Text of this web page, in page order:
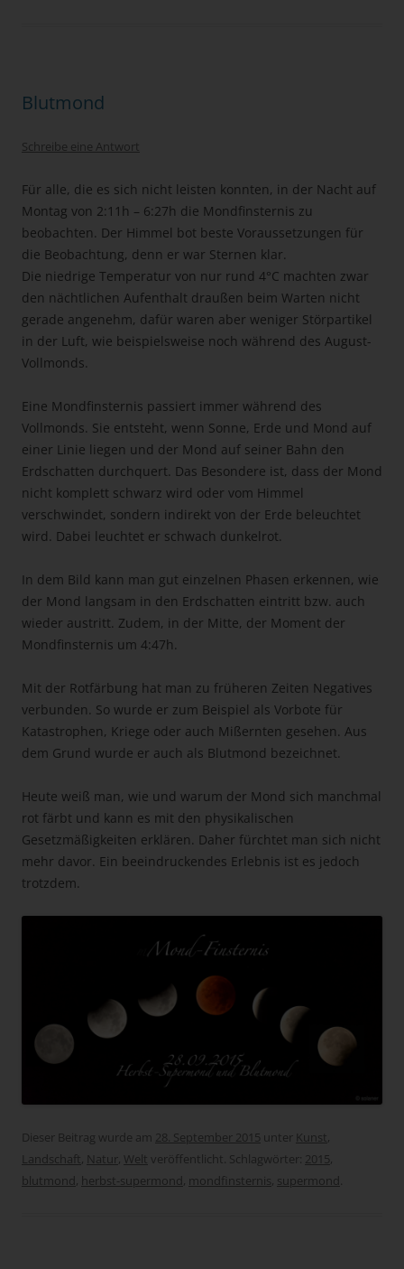
Blutmond
Schreibe eine Antwort
Für alle, die es sich nicht leisten konnten, in der Nacht auf
Montag von 2:11h – 6:27h die Mondfinsternis zu
beobachten. Der Himmel bot beste Voraussetzungen für
die Beobachtung, denn er war Sternen klar.
Die niedrige Temperatur von nur rund 4°C machten zwar
den nächtlichen Aufenthalt draußen beim Warten nicht
gerade angenehm, dafür waren aber weniger Störpartikel
in der Luft, wie beispielsweise noch während des August-
Vollmonds.
Eine Mondfinsternis passiert immer während des
Vollmonds. Sie entsteht, wenn Sonne, Erde und Mond auf
einer Linie liegen und der Mond auf seiner Bahn den
Erdschatten durchquert. Das Besondere ist, dass der Mond
nicht komplett schwarz wird oder vom Himmel
verschwindet, sondern indirekt von der Erde beleuchtet
wird. Dabei leuchtet er schwach dunkelrot.
In dem Bild kann man gut einzelnen Phasen erkennen, wie
der Mond langsam in den Erdschatten eintritt bzw. auch
wieder austritt. Zudem, in der Mitte, der Moment der
Mondfinsternis um 4:47h.
Mit der Rotfärbung hat man zu früheren Zeiten Negatives
verbunden. So wurde er zum Beispiel als Vorbote für
Katastrophen, Kriege oder auch Mißernten gesehen. Aus
dem Grund wurde er auch als Blutmond bezeichnet.
Heute weiß man, wie und warum der Mond sich manchmal
rot färbt und kann es mit den physikalischen
Gesetzmäßigkeiten erklären. Daher fürchtet man sich nicht
mehr davor. Ein beeindruckendes Erlebnis ist es jedoch
trotzdem.
Dieser Beitrag wurde am 28. September 2015 unter Kunst,
Landschaft, Natur, Welt veröffentlicht. Schlagwörter: 2015,
blutmond, herbst-supermond, mondfinsternis, supermond.